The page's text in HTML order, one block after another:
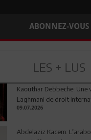
ABONNEZ-VOUS
LES + LUS
Kaouthar Debbeche: Une
Laghmani de droit
09.07.2026
Abdelaziz Kacem: